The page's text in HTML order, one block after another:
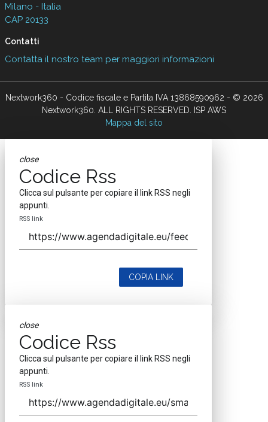
Milano - Italia
CAP 20133
Contatti
Contatta il nostro team per maggiori informazioni
Nextwork360 - Codice fiscale e Partita IVA 13868590962 - © 2026
Nextwork360. ALL RIGHTS RESERVED. ISP AWS
Mappa del sito
close
Codice Rss
Clicca sul pulsante per copiare il link RSS negli
appunti.
RSS link
COPIA LINK
close
Codice Rss
Clicca sul pulsante per copiare il link RSS negli
appunti.
RSS link